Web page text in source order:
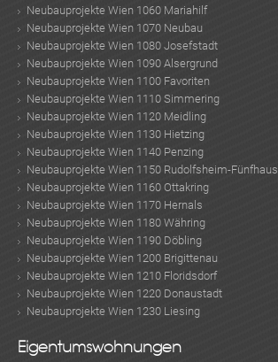
Neubauprojekte Wien 1060 Mariahilf
Neubauprojekte Wien 1070 Neubau
Neubauprojekte Wien 1080 Josefstadt
Neubauprojekte Wien 1090 Alsergrund
Neubauprojekte Wien 1100 Favoriten
Neubauprojekte Wien 1110 Simmering
Neubauprojekte Wien 1120 Meidling
Neubauprojekte Wien 1130 Hietzing
Neubauprojekte Wien 1140 Penzing
Neubauprojekte Wien 1150 Rudolfsheim-Fünfhaus
Neubauprojekte Wien 1160 Ottakring
Neubauprojekte Wien 1170 Hernals
Neubauprojekte Wien 1180 Währing
Neubauprojekte Wien 1190 Döbling
Neubauprojekte Wien 1200 Brigittenau
Neubauprojekte Wien 1210 Floridsdorf
Neubauprojekte Wien 1220 Donaustadt
Neubauprojekte Wien 1230 Liesing
Eigentumswohnungen